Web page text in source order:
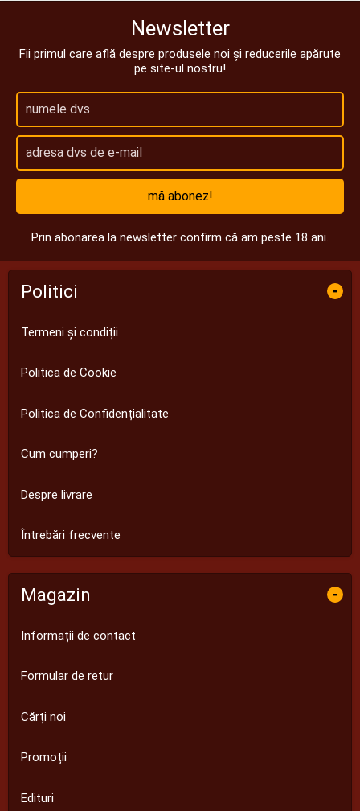
Newsletter
Fii primul care află despre produsele noi și reducerile apărute
pe site-ul nostru!
mă abonez!
Prin abonarea la newsletter confirm că am peste 18 ani.
Politici -
Termeni și condiții
Politica de Cookie
Politica de Confidențialitate
Cum cumperi?
Despre livrare
Întrebări frecvente
Magazin -
Informații de contact
Formular de retur
Cărți noi
Promoții
Edituri